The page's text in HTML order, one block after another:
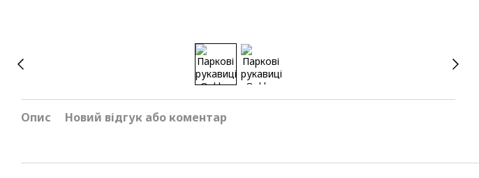
Опис Новий відгук або коментар